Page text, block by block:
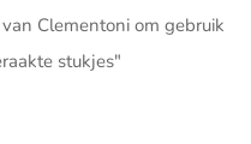
Clementoni om gebruik
stukjes"